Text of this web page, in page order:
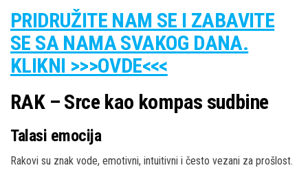
PRIDRUŽITE NAM SE I ZABAVITE
SE SA NAMA SVAKOG DANA.
KLIKNI >>>OVDE<<<
RAK – Srce kao kompas sudbine
Talasi emocija
Rakovi su znak vode, emotivni, intuitivni i često vezani za prošlost.